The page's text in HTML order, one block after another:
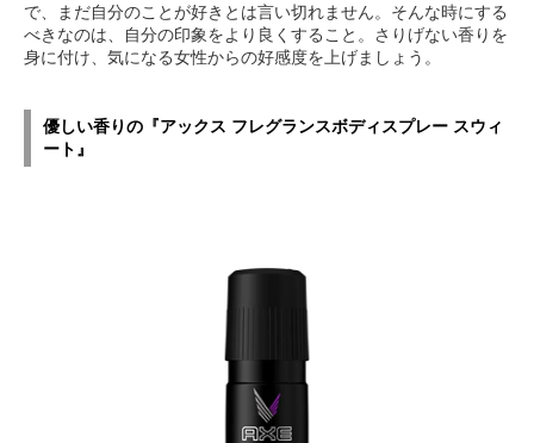
で、まだ自分のことが好きとは言い切れません。そんな時にする
べきなのは、自分の印象をより良くすること。さりげない香りを
身に付け、気になる女性からの好感度を上げましょう。
優しい香りの『アックス フレグランスボディスプレー スウィ
ート』